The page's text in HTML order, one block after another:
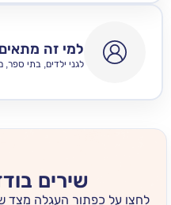
למי זה מתאים
לגני ילדים, בתי ספר, משפחות ולכל
שירים בודדים
כפתור העגלה מצד שמאל לשיר